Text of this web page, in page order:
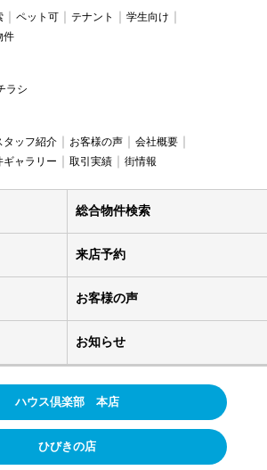
ペット可 テナント
学生向け
件
ラシ
タッフ紹介 お客様の声
会社概要
ギャラリー 取引実績 街情報
総合物件検索
来店予約
お客様の声
お知らせ
ハウス倶楽部 本店
ひびきの店